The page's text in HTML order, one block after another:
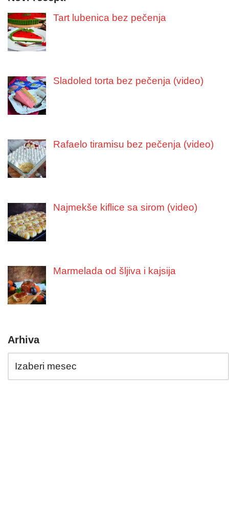
Tart lubenica bez pečenja
Sladoled torta bez pečenja (video)
Rafaelo tiramisu bez pečenja (video)
Najmekše kiflice sa sirom (video)
Marmelada od šljiva i kajsija
Arhiva